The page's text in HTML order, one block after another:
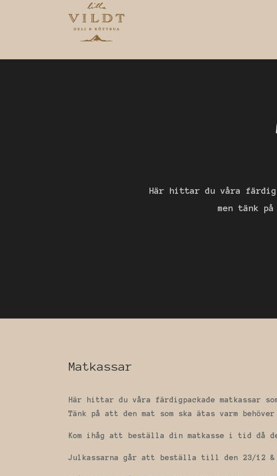
Här hittar du våra
men tänk
Matkassar
Här hittar du våra färdigpackade matkassar
Tänk på att den mat som ska ätas varm behöver
Kom ihåg att beställa din matkasse i tid då
Julkassarna går att beställa till den 23/12 &